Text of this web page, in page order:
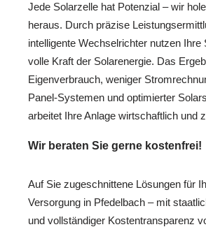
Jede Solarzelle hat Potenzial – wir
heraus. Durch präzise
intelligente Wechselrichter nutzen Ihre
volle Kraft der Solarenergie. Das
Eigenverbrauch, weniger
Panel-Systemen und optimierter
arbeitet Ihre Anlage wirtschaftlich und
Wir beraten Sie gerne kostenfrei!
Auf Sie zugeschnittene Lösungen für
Versorgung in Pfedelbach – mit
und vollständiger Kostentransparenz